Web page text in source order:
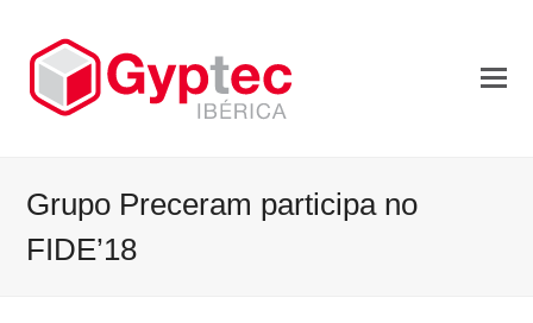
Grupo Preceram participa no
FIDE’18